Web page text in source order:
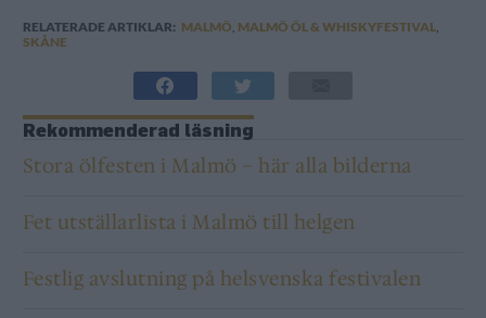
RELATERADE ARTIKLAR: MALMÖ, MALMÖ ÖL & WHISKYFESTIVAL,
SKÅNE
Rekommenderad läsning
Stora ölfesten i Malmö – här alla bilderna
Fet utställarlista i Malmö till helgen
Festlig avslutning på helsvenska festivalen